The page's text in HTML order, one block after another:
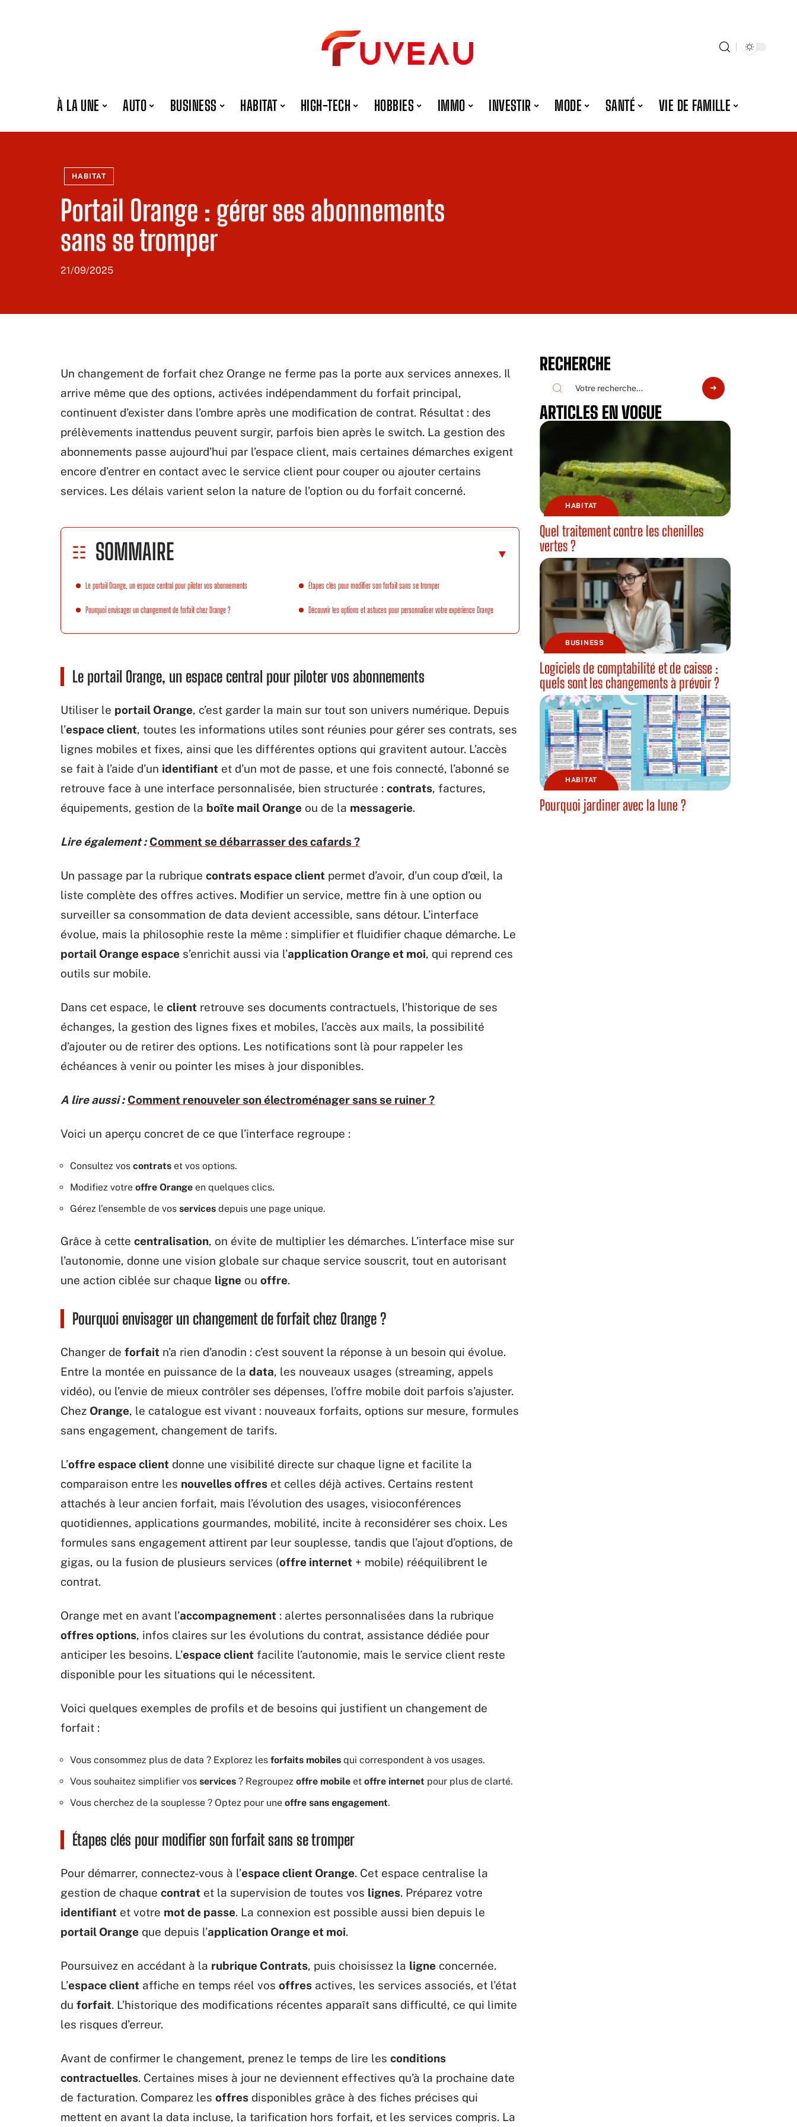
À LA UNE AUTO BUSINESS HABITAT HIGH-TECH HOBBIES IMMO INVESTIR MODE SANTÉ VIE DE FAMILLE
HABITAT
Portail Orange : gérer ses abonnements
sans se tromper
21/09/2025
Un changement de forfait chez Orange ne ferme pas la porte aux services annexes. Il
arrive même que des options, activées indépendamment du forfait principal,
continuent d’exister dans l’ombre après une modification de contrat. Résultat : des
prélèvements inattendus peuvent surgir, parfois bien après le switch. La gestion des
abonnements passe aujourd’hui par l’espace client, mais certaines démarches exigent
encore d’entrer en contact avec le service client pour couper ou ajouter certains
services. Les délais varient selon la nature de l’option ou du forfait concerné.
SOMMAIRE
Le portail Orange, un espace central pour piloter vos abonnements
Pourquoi envisager un changement de forfait chez Orange ?
Étapes clés pour modifier son forfait sans se tromper
Découvrir les options et astuces pour personnaliser votre expérience Orange
Le portail Orange, un espace central pour piloter vos abonnements
Utiliser le portail Orange, c’est garder la main sur tout son univers numérique. Depuis
l’espace client, toutes les informations utiles sont réunies pour gérer ses contrats, ses
lignes mobiles et fixes, ainsi que les différentes options qui gravitent autour. L’accès
se fait à l’aide d’un identifiant et d’un mot de passe, et une fois connecté, l’abonné se
retrouve face à une interface personnalisée, bien structurée : contrats, factures,
équipements, gestion de la boîte mail Orange ou de la messagerie.
Lire également : Comment se débarrasser des cafards ?
Un passage par la rubrique contrats espace client permet d’avoir, d’un coup d’œil, la
liste complète des offres actives. Modifier un service, mettre fin à une option ou
surveiller sa consommation de data devient accessible, sans détour. L’interface
évolue, mais la philosophie reste la même : simplifier et fluidifier chaque démarche. Le
portail Orange espace s’enrichit aussi via l’application Orange et moi, qui reprend ces
outils sur mobile.
Dans cet espace, le client retrouve ses documents contractuels, l’historique de ses
échanges, la gestion des lignes fixes et mobiles, l’accès aux mails, la possibilité
d’ajouter ou de retirer des options. Les notifications sont là pour rappeler les
échéances à venir ou pointer les mises à jour disponibles.
A lire aussi : Comment renouveler son électroménager sans se ruiner ?
Voici un aperçu concret de ce que l’interface regroupe :
Consultez vos contrats et vos options.
Modifiez votre offre Orange en quelques clics.
Gérez l’ensemble de vos services depuis une page unique.
Grâce à cette centralisation, on évite de multiplier les démarches. L’interface mise sur
l’autonomie, donne une vision globale sur chaque service souscrit, tout en autorisant
une action ciblée sur chaque ligne ou offre.
Pourquoi envisager un changement de forfait chez Orange ?
Changer de forfait n’a rien d’anodin : c’est souvent la réponse à un besoin qui évolue.
Entre la montée en puissance de la data, les nouveaux usages (streaming, appels
vidéo), ou l’envie de mieux contrôler ses dépenses, l’offre mobile doit parfois s’ajuster.
Chez Orange, le catalogue est vivant : nouveaux forfaits, options sur mesure, formules
sans engagement, changement de tarifs.
L’offre espace client donne une visibilité directe sur chaque ligne et facilite la
comparaison entre les nouvelles offres et celles déjà actives. Certains restent
attachés à leur ancien forfait, mais l’évolution des usages, visioconférences
quotidiennes, applications gourmandes, mobilité, incite à reconsidérer ses choix. Les
formules sans engagement attirent par leur souplesse, tandis que l’ajout d’options, de
gigas, ou la fusion de plusieurs services (offre internet + mobile) rééquilibrent le
contrat.
Orange met en avant l’accompagnement : alertes personnalisées dans la rubrique
offres options, infos claires sur les évolutions du contrat, assistance dédiée pour
anticiper les besoins. L’espace client facilite l’autonomie, mais le service client reste
disponible pour les situations qui le nécessitent.
Voici quelques exemples de profils et de besoins qui justifient un changement de
forfait :
Vous consommez plus de data ? Explorez les forfaits mobiles qui correspondent à vos usages.
Vous souhaitez simplifier vos services ? Regroupez offre mobile et offre internet pour plus de clarté.
Vous cherchez de la souplesse ? Optez pour une offre sans engagement.
Étapes clés pour modifier son forfait sans se tromper
Pour démarrer, connectez-vous à l’espace client Orange. Cet espace centralise la
gestion de chaque contrat et la supervision de toutes vos lignes. Préparez votre
identifiant et votre mot de passe. La connexion est possible aussi bien depuis le
portail Orange que depuis l’application Orange et moi.
Poursuivez en accédant à la rubrique Contrats, puis choisissez la ligne concernée.
L’espace client affiche en temps réel vos offres actives, les services associés, et l’état
du forfait. L’historique des modifications récentes apparaît sans difficulté, ce qui limite
les risques d’erreur.
Avant de confirmer le changement, prenez le temps de lire les conditions
contractuelles. Certaines mises à jour ne deviennent effectives qu’à la prochaine date
de facturation. Comparez les offres disponibles grâce à des fiches précises qui
mettent en avant la data incluse, la tarification hors forfait, et les services compris. La
RECHERCHE
ARTICLES EN VOGUE
HABITAT
Quel traitement contre les chenilles
vertes ?
BUSINESS
Logiciels de comptabilité et de caisse :
quels sont les changements à prévoir ?
HABITAT
Pourquoi jardiner avec la lune ?